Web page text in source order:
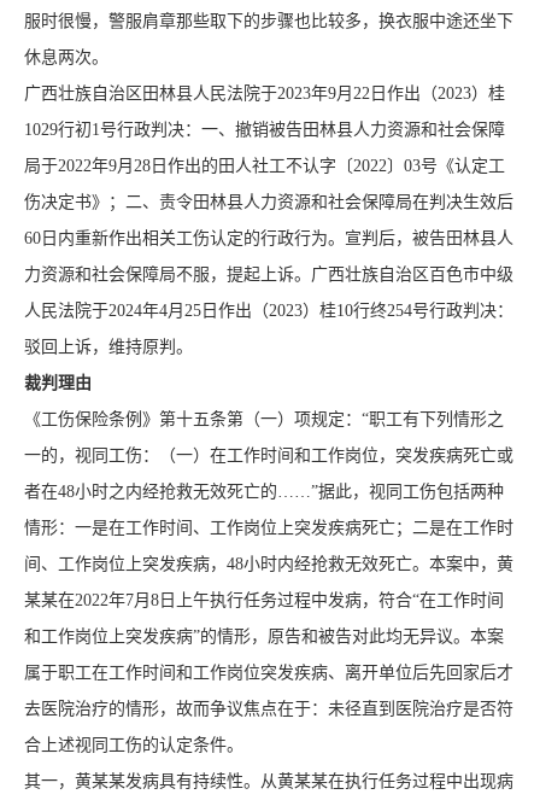
服时很慢，警服肩章那些取下的步骤也比较多，换衣服中途还坐下
休息两次。
广西壮族自治区田林县人民法院于2023年9月22日作出（2023）桂
1029行初1号行政判决：一、撤销被告田林县人力资源和社会保障
局于2022年9月28日作出的田人社工不认字〔2022〕03号《认定工
伤决定书》；二、责令田林县人力资源和社会保障局在判决生效后
60日内重新作出相关工伤认定的行政行为。宣判后，被告田林县人
力资源和社会保障局不服，提起上诉。广西壮族自治区百色市中级
人民法院于2024年4月25日作出（2023）桂10行终254号行政判决：
驳回上诉，维持原判。
裁判理由
《工伤保险条例》第十五条第（一）项规定：“职工有下列情形之
一的，视同工伤：（一）在工作时间和工作岗位，突发疾病死亡或
者在48小时之内经抢救无效死亡的……”据此，视同工伤包括两种
情形：一是在工作时间、工作岗位上突发疾病死亡；二是在工作时
间、工作岗位上突发疾病，48小时内经抢救无效死亡。本案中，黄
某某在2022年7月8日上午执行任务过程中发病，符合“在工作时间
和工作岗位上突发疾病”的情形，原告和被告对此均无异议。本案
属于职工在工作时间和工作岗位突发疾病、离开单位后先回家后才
去医院治疗的情形，故而争议焦点在于：未径直到医院治疗是否符
合上述视同工伤的认定条件。
其一，黄某某发病具有持续性。从黄某某在执行任务过程中出现病